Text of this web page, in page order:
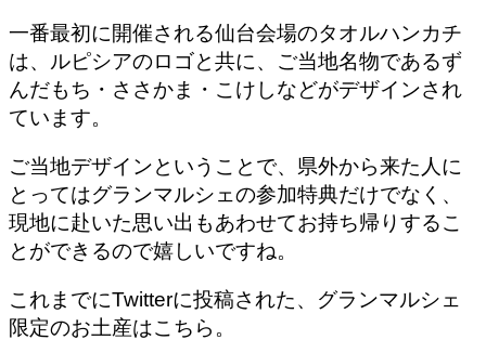
一番最初に開催される仙台会場のタオルハンカチ
は、ルピシアのロゴと共に、ご当地名物であるず
んだもち・ささかま・こけしなどがデザインされ
ています。
ご当地デザインということで、県外から来た人に
とってはグランマルシェの参加特典だけでなく、
現地に赴いた思い出もあわせてお持ち帰りするこ
とができるので嬉しいですね。
これまでにTwitterに投稿された、グランマルシェ
限定のお土産はこちら。